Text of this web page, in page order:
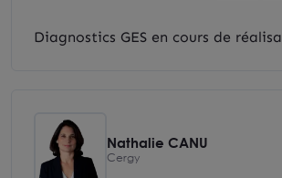
Diagnostics GES en cours de
Nathalie CANU
Cergy